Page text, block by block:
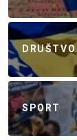
DRUŠTVO
SPORT